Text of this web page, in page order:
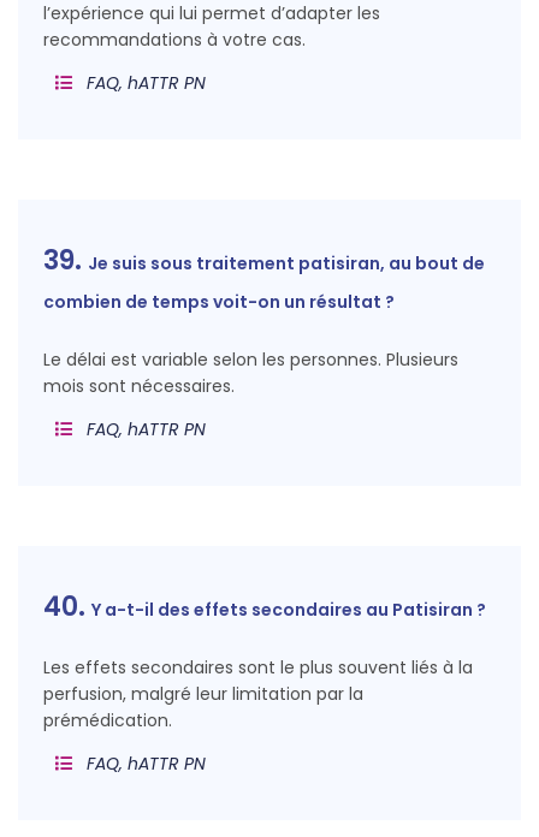
l’expérience qui lui permet d’adapter les
recommandations à votre cas.
FAQ, hATTR PN
39. Je suis sous traitement patisiran, au bout de
combien de temps voit-on un résultat ?
Le délai est variable selon les personnes. Plusieurs
mois sont nécessaires.
FAQ, hATTR PN
40. Y a-t-il des effets secondaires au Patisiran ?
Les effets secondaires sont le plus souvent liés à la
perfusion, malgré leur limitation par la
prémédication.
FAQ, hATTR PN